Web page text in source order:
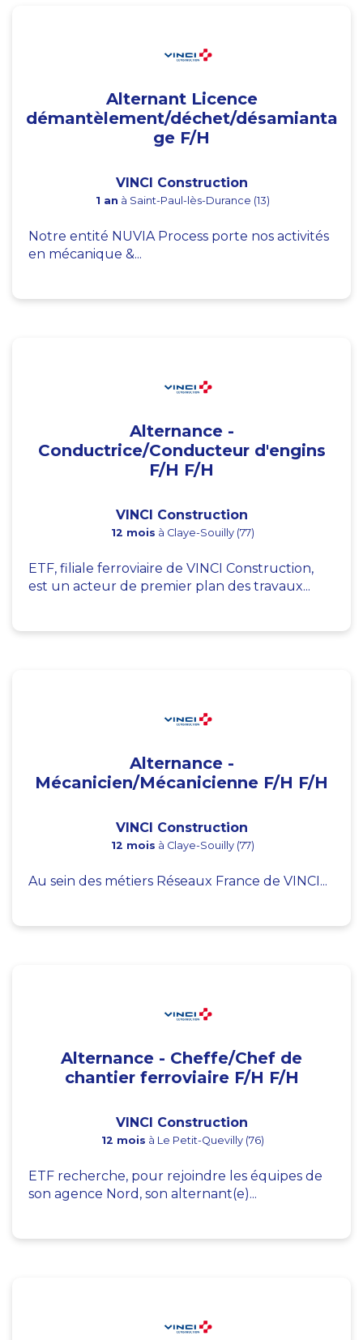
Alternant Licence
démantèlement/déchet/désamianta
ge F/H
VINCI Construction
1 an à Saint-Paul-lès-Durance (13)
Notre entité NUVIA Process porte nos activités
en mécanique &...
Alternance -
Conductrice/Conducteur d'engins
F/H F/H
VINCI Construction
12 mois à Claye-Souilly (77)
ETF, filiale ferroviaire de VINCI Construction,
est un acteur de premier plan des travaux...
Alternance -
Mécanicien/Mécanicienne F/H F/H
VINCI Construction
12 mois à Claye-Souilly (77)
Au sein des métiers Réseaux France de VINCI...
Alternance - Cheffe/Chef de
chantier ferroviaire F/H F/H
VINCI Construction
12 mois à Le Petit-Quevilly (76)
ETF recherche, pour rejoindre les équipes de
son agence Nord, son alternant(e)...